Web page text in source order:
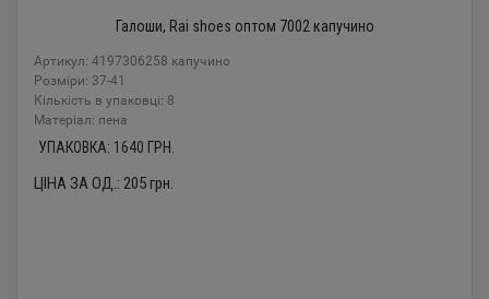
Галоши, Rai shoes оптом 7002 капучино
Артикул: 4197306258 капучино
Розміри: 37-41
Кількість в упаковці: 8
Mатеріал: пена
УПАКОВКА: 1640 ГРН.
ЦІНА ЗА ОД.: 205грн.